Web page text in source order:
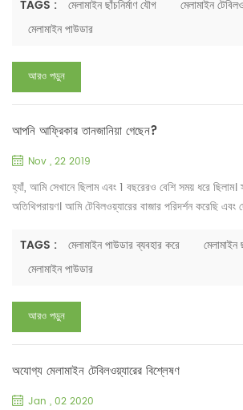
পর্যায়ে ছিল। অ্যাপ্লিকেশনটি মূলত কিছু নিম্ন-গ্রেড মেলামাইন
বৈদ্যুতিক অংশগুলিতে সীমাবদ্ধ ছিল। প্রযুক্তিগত স্তর এবং
TAGS : মেলামাইন ছাঁচনির্মাণ যৌগ
মেলামাইন
মেলামাইন পাউডার
আরও পড়ুন
আপনি আফ্রিকার তানজানিয়া গেছেন?
Nov , 22 2019
হ্যাঁ, আমি সেখানে ছিলাম এবং 1 বছরেরও বেশি সময় ধরে ছিলাম।
অতিথিপরায়ণ। আমি টেবিলওয়্যারের বাজার পরিদর্শন করেছি এবং
লোকেরা সাধারণত ভুট্টা, কাসাভা এবং মিষ্টি আলুতে বাস করে।
ঐতিহ্যবাহী "উবেরওয়াবাওয়া" হাতে বাছাই করা ভাত হাত দিয়ে
TAGS : মেলামাইন পাউডার ব্যবহার করে
মেলামাইন
মেলামাইন পাউডার
আরও পড়ুন
অযোগ্য মেলামাইন টেবিলওয়্যারের বিশ্লেষণ
Jan , 02 2020